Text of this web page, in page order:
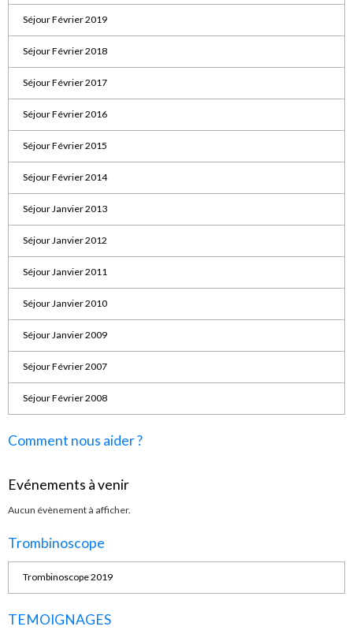
Séjour Février 2019
Séjour Février 2018
Séjour Février 2017
Séjour Février 2016
Séjour Février 2015
Séjour Février 2014
Séjour Janvier 2013
Séjour Janvier 2012
Séjour Janvier 2011
Séjour Janvier 2010
Séjour Janvier 2009
Séjour Février 2007
Séjour Février 2008
Comment nous aider ?
Evénements à venir
Aucun évènement à afficher.
Trombinoscope
Trombinoscope 2019
TEMOIGNAGES